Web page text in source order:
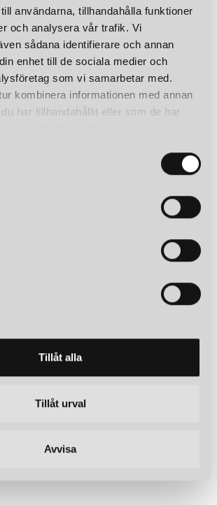
användarna, tillhandahålla funktioner
och analysera vår trafik. Vi
sådana identifierare och annan
enhet till de sociala medier och
som vi samarbetar med.
kombinera informationen med annan
har tillhandahållit eller som de har
Tillåt alla
Tillåt urval
Avvisa